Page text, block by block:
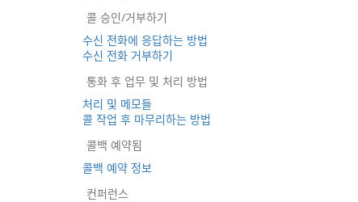
콜 승인/거부하기
수신 전화에 응답하는 방법
수신 전화 거부하기
통화 후 업무 및 처리 방법
처리 및 메모들
콜 작업 후 마무리하는 방법
콜백 예약됨
콜백 예약 정보
컨퍼런스